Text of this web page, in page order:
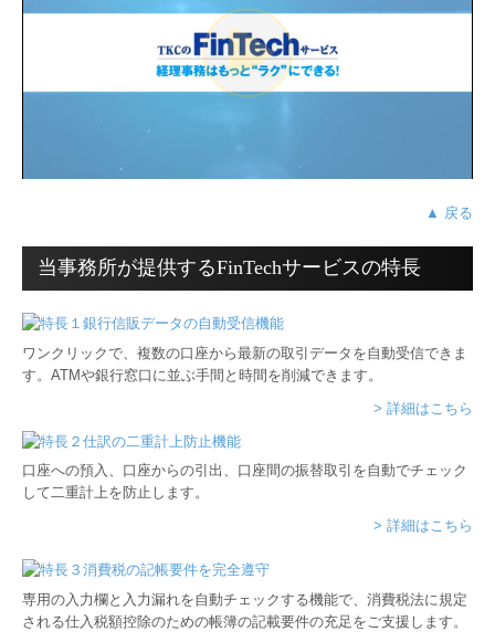
▲ 戻る
当事務所が提供するFinTechサービスの特長
ワンクリックで、複数の口座から最新の取引データを自動受信できま
す。ATMや銀行窓口に並ぶ手間と時間を削減できます。
> 詳細はこちら
口座への預入、口座からの引出、口座間の振替取引を自動でチェック
して二重計上を防止します。
> 詳細はこちら
専用の入力欄と入力漏れを自動チェックする機能で、消費税法に規定
される仕入税額控除のための帳簿の記載要件の充足をご支援します。